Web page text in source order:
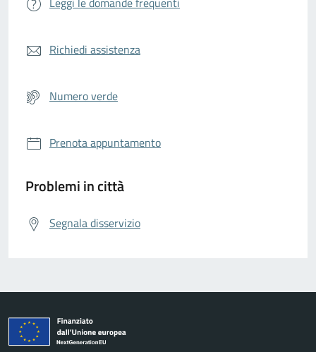
Richiedi assistenza
Numero verde
Prenota appuntamento
Problemi in città
Segnala disservizio